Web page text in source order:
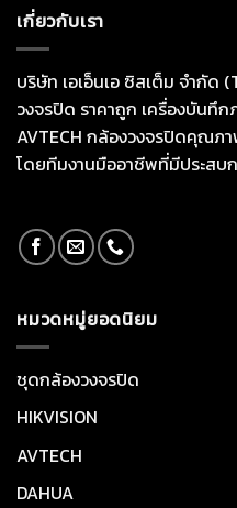
เกี่ยวกับเรา
บริษัท เอเอ็นเอ ซิสเต็ม จำกัด
วงจรปิด ราคาถูก เครื่องบันทึก
AVTECH กล้องวงจรปิดคุณ
โดยทีมงานมืออาชีพที่มีประสบ
หมวดหมู่ยอดนิยม
ชุดกล้องวงจรปิด
HIKVISION
AVTECH
DAHUA